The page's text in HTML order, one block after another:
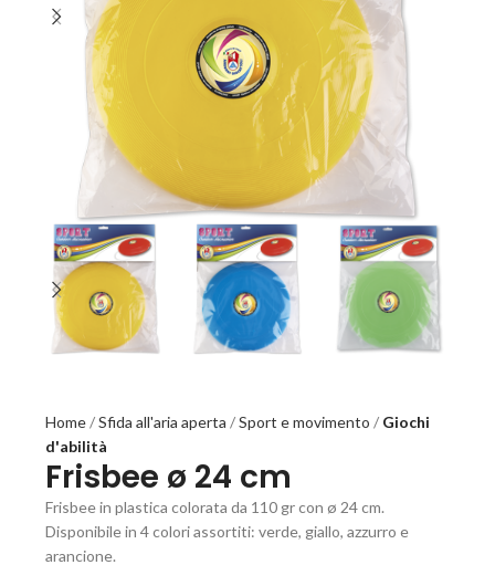
Home Sfida all'aria aperta Sport e movimento Giochi
d'abilità
Frisbee ø 24 cm
Frisbee in plastica colorata da 110 gr con ø 24 cm.
Disponibile in 4 colori assortiti: verde, giallo, azzurro e
arancione.